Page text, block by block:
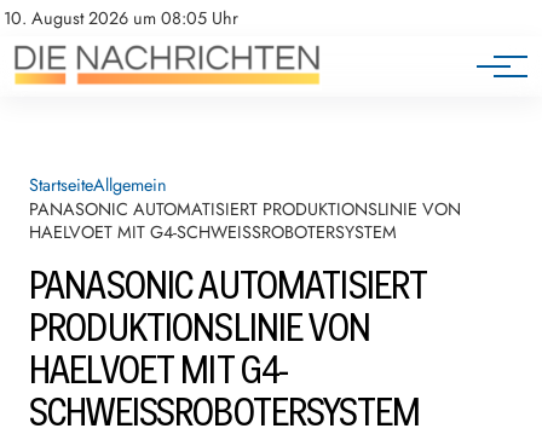
10. August 2026 um 08:05 Uhr
StartseiteAllgemein
PANASONIC AUTOMATISIERT PRODUKTIONSLINIE VON
HAELVOET MIT G4-SCHWEISSROBOTERSYSTEM
PANASONIC AUTOMATISIERT
PRODUKTIONSLINIE VON
HAELVOET MIT G4-
SCHWEISSROBOTERSYSTEM